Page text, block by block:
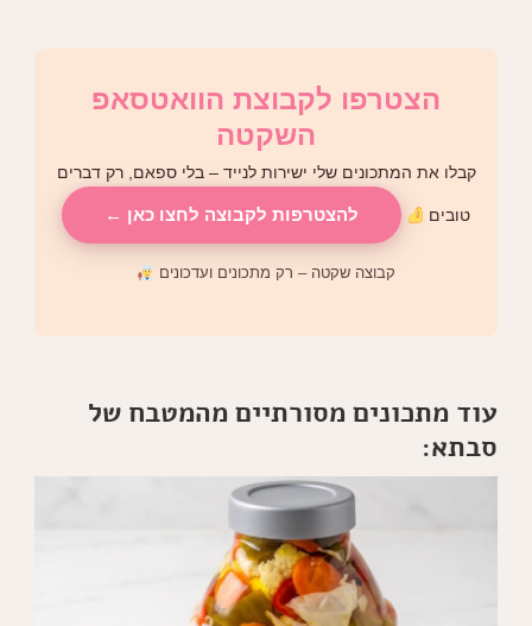
הצטרפו לקבוצת הוואטסאפ
השקטה
קבלו את המתכונים שלי ישירות לנייד – בלי ספאם, רק דברים
טובים להצטרפות לקבוצה לחצו כאן ←
קבוצה שקטה – רק מתכונים ועדכונים
עוד מתכונים מסורתיים מהמטבח של
סבתא: